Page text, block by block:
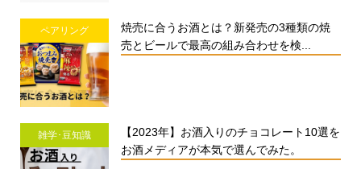
ペアリング
焼売に合うお酒とは？新発売の3種類の焼
売とビールで最高の組み合わせを検...
雑学･豆知識
【2023年】お酒入りのチョコレート10選を
お酒メディアが本気で選んでみた。